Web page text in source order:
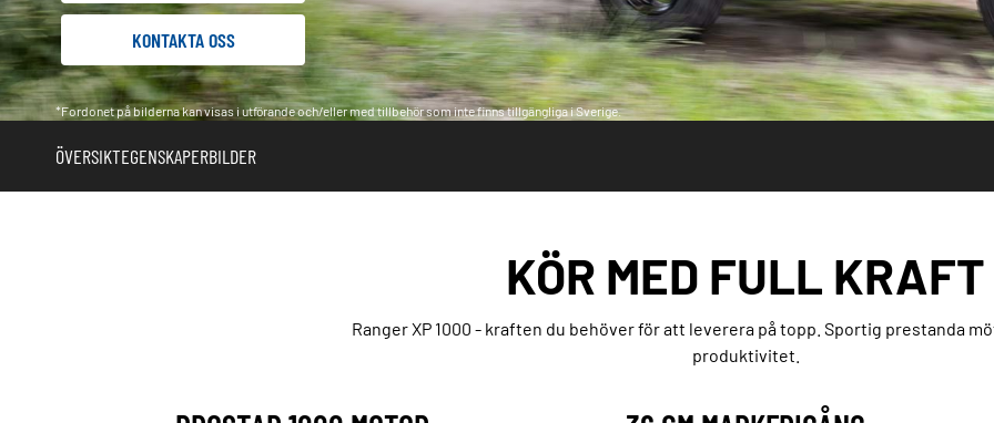
KONTAKTA OSS
*Fordonet på bilderna kan visas i utförande och/eller med tillbehör som inte finns tillgängliga i Sverige.
ÖVERSIKTEGENSKAPERBILDER
KÖR MED FULL KRAFT
Ranger XP 1000 - kraften du behöver för att leverera på topp. Sportig prestanda
produktivitet.